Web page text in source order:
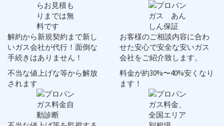
解約から新規契約まで新し
いガス会社が代行！ 面倒な
手続き はありません！
お客様のご相談内容に合わ
せた安心で安全な安いガス
会社をご紹介致します。
不当な値上げな等から解放
されます
料金が約30%〜40%安くなり
ます！